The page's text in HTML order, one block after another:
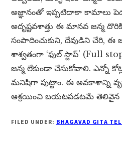
అజ్ఞానంతో ఇప్పటిదాకా కామాలు
అదృష్టవశాత్తు ఈ మానవ జన్మ
సంపాదించుకుని, దేవుడిని చేరి,
శాశ్వతంగా ‘ఫుల్ స్టాప్’ (Full
జన్మ లేకుండా చేసుకోవాలి. ఎన్నో
మనిషిగా పుట్టాం. ఈ అవకాశాన్ని
ఆశ్రయించి బయటపడటమే తెలివైన
FILED UNDER: BHAGAVAD GITA